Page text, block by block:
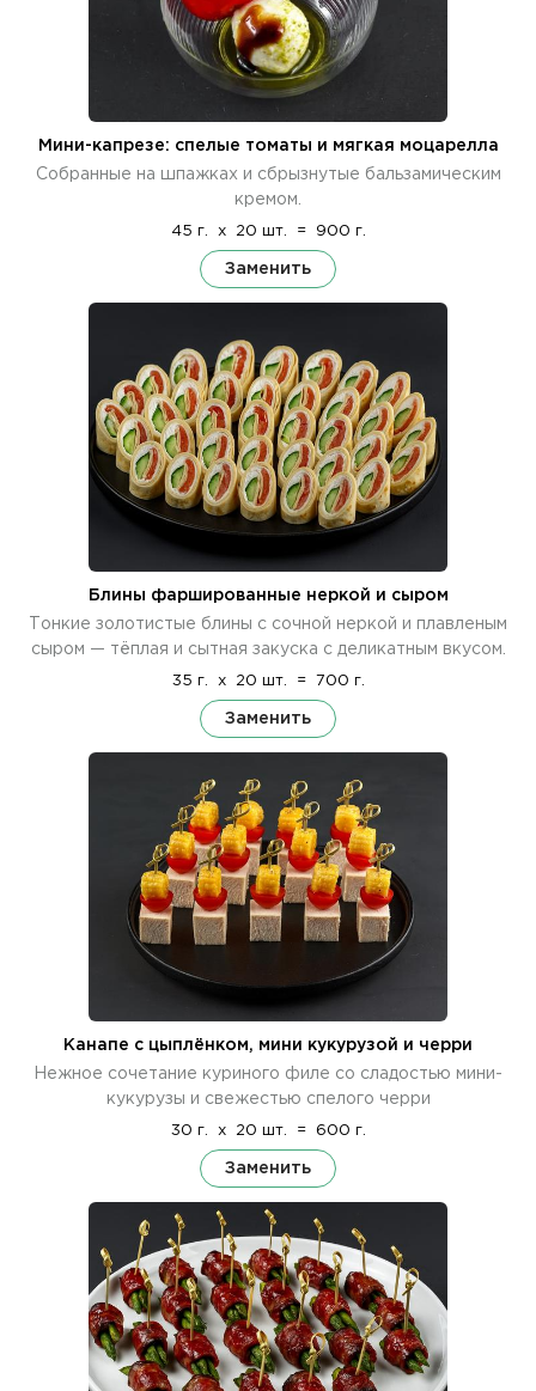
Мини-капрезе: спелые томаты и мягкая моцарелла
Собранные на шпажках и сбрызнутые бальзамическим
кремом.
45 г. x 20 шт. = 900 г.
Заменить
Блины фаршированные неркой и сыром
Тонкие золотистые блины с сочной неркой и плавленым
сыром — тёплая и сытная закуска с деликатным вкусом.
35 г. x 20 шт. = 700 г.
Заменить
Канапе с цыплёнком, мини кукурузой и черри
Нежное сочетание куриного филе со сладостью мини-
кукурузы и свежестью спелого черри
30 г. x 20 шт. = 600 г.
Заменить